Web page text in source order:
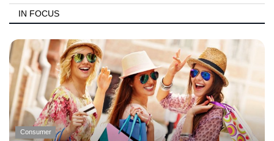
IN FOCUS
Consumer